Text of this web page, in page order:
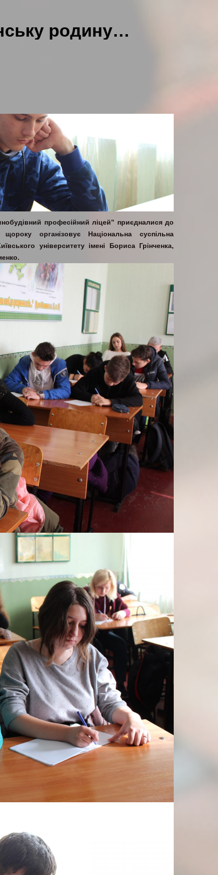
родину…
професійний ліцей” приєдналися до
організовує Національна суспільна
університету імені Бориса Грінченка,